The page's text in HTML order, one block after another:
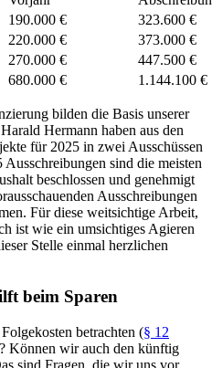
190.000 €
323.600 €
220.000 €
373.000 €
270.000 €
447.500 €
680.000 € 1.144.100 €
bilden die Basis unserer
Hermann haben aus den
für 2025 in zwei Ausschüssen
sind die meisten
beschlossen und genehmigt
Ausschreibungen
Für diese weitsichtige Arbeit,
ist wie ein umsichtiges Agieren
Stelle einmal herzlichen
beim Sparen
betrachten (§ 12
Können wir auch den künftig
sind Fragen, die wir uns vor